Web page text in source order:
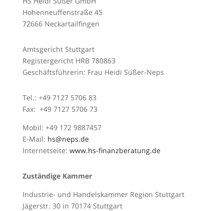
Hohenneuffenstraße 45
72666 Neckartailfingen
Amtsgericht Stuttgart
Registergericht HRB 780863
Geschäftsführerin: Frau Heidi Süßer-Neps
Tel.: +49 7127 5706 83
Fax: +49 7127 5706 73
Mobil: +49 172 9887457
E-Mail: hs@neps.de
Internetseite: www.hs-finanzberatung.de
Zuständige Kammer
Industrie- und Handelskammer Region Stuttgart
Jägerstr. 30 in 70174 Stuttgart